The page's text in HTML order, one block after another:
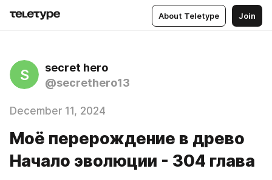
About Teletype Join
S
secret hero
@secrethero13
December 11, 2024
Моё перерождение в древо
Начало эволюции - 304 глава